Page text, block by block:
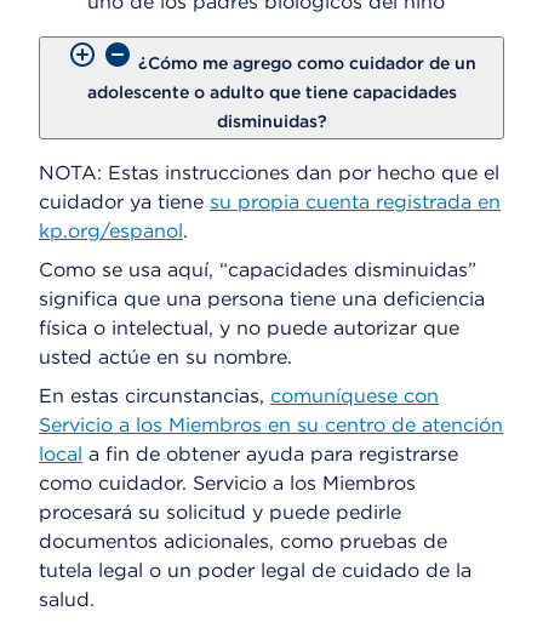
¿Cómo me agrego como cuidador de un
adolescente o adulto que tiene capacidades
disminuidas?
NOTA: Estas instrucciones dan por hecho que el
cuidador ya tiene su propia cuenta registrada en
kp.org/espanol.
Como se usa aquí, “capacidades disminuidas”
significa que una persona tiene una deficiencia
física o intelectual, y no puede autorizar que
usted actúe en su nombre.
En estas circunstancias, comuníquese con
Servicio a los Miembros en su centro de atención
local a fin de obtener ayuda para registrarse
como cuidador. Servicio a los Miembros
procesará su solicitud y puede pedirle
documentos adicionales, como pruebas de
tutela legal o un poder legal de cuidado de la
salud.